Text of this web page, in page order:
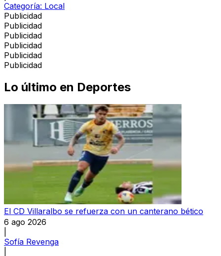
Categoría: Local
Publicidad
Publicidad
Publicidad
Publicidad
Publicidad
Publicidad
Lo último en Deportes
El CD Villaralbo se refuerza con un canterano bético
6 ago 2026
Sofía Revenga